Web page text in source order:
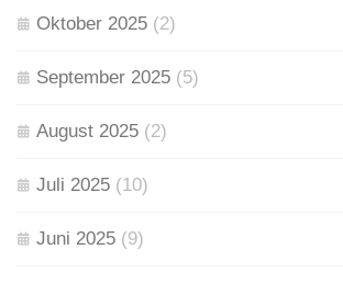
Oktober 2025 (2)
September 2025 (5)
August 2025 (2)
Juli 2025 (10)
Juni 2025 (9)